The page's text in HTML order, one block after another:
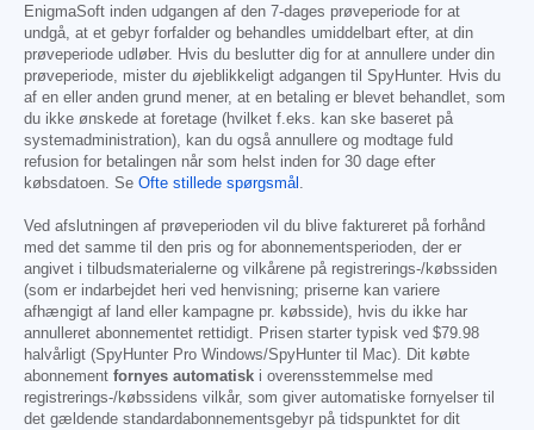
EnigmaSoft inden udgangen af den 7-dages prøveperiode for at
undgå, at et gebyr forfalder og behandles umiddelbart efter, at din
prøveperiode udløber. Hvis du beslutter dig for at annullere under din
prøveperiode, mister du øjeblikkeligt adgangen til SpyHunter. Hvis du
af en eller anden grund mener, at en betaling er blevet behandlet, som
du ikke ønskede at foretage (hvilket f.eks. kan ske baseret på
systemadministration), kan du også annullere og modtage fuld
refusion for betalingen når som helst inden for 30 dage efter
købsdatoen. Se Ofte stillede spørgsmål
Ved afslutningen af prøveperioden vil du blive faktureret på forhånd
med det samme til den pris og for abonnementsperioden, der er
angivet i tilbudsmaterialerne og vilkårene på registrerings-/købssiden
(som er indarbejdet heri ved henvisning; priserne kan variere
afhængigt af land eller kampagne pr. købsside), hvis du ikke har
annulleret abonnementet rettidigt. Prisen starter typisk ved $79.98
halvårligt (SpyHunter Pro Windows/SpyHunter til Mac). Dit købte
abonnement fornyes automatisk i overensstemmelse med
registrerings-/købssidens vilkår, som giver automatiske fornyelser til
det gældende standardabonnementsgebyr på tidspunktet for dit